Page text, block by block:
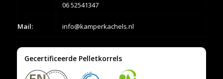
06 52541347
Mail: info@kamperkachels.nl
Gecertificeerde Pelletkorrels